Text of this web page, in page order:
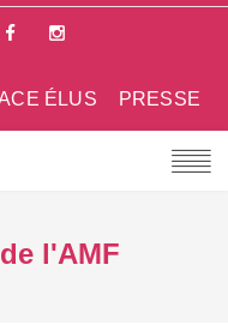
PRESSE
ÉLUS
l'AMF